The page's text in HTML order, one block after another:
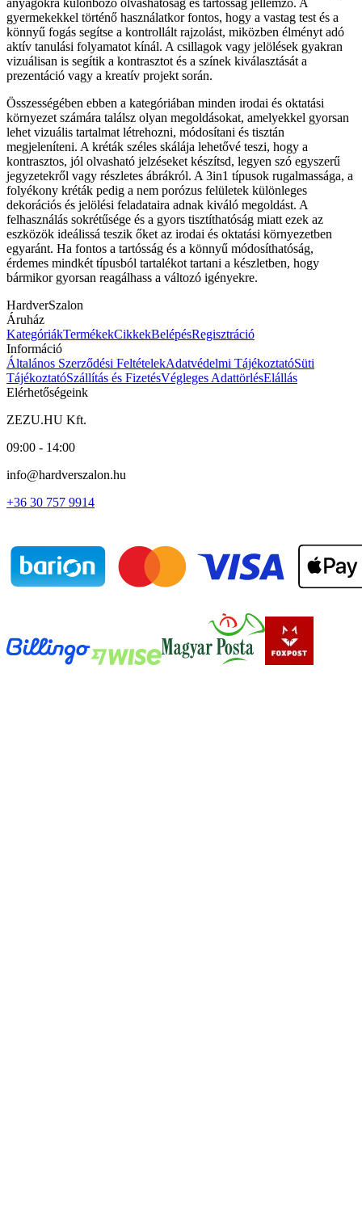
anyagokra különböző olvashatóság és tartósság jellemző. A
gyermekekkel történő használatkor fontos, hogy a vastag test és a
könnyű fogás segítse a kontrollált rajzolást, miközben élményt adó
aktív tanulási folyamatot kínál. A csillagok vagy jelölések gyakran
vizuálisan is segítik a kontrasztot és a színek kiválasztását a
prezentáció vagy a kreatív projekt során.
Összességében ebben a kategóriában minden irodai és oktatási
környezet számára találsz olyan megoldásokat, amelyekkel gyorsan
lehet vizuális tartalmat létrehozni, módosítani és tisztán
megjeleníteni. A kréták széles skálája lehetővé teszi, hogy a
kontrasztos, jól olvasható jelzéseket készítsd, legyen szó egyszerű
jegyzetekről vagy részletes ábrákról. A 3in1 típusok rugalmassága, a
folyékony kréták pedig a nem porózus felületek különleges
dekorációs és jelölési feladataira adnak kiváló megoldást. A
felhasználás sokrétűsége és a gyors tisztíthatóság miatt ezek az
eszközök ideálissá teszik őket az irodai és oktatási környezetben
egyaránt. Ha fontos a tartósság és a könnyű módosíthatóság,
érdemes mindkét típusból tartalékot tartani a készletben, hogy
bármikor gyorsan reagálhass a változó igényekre.
HardverSzalon
Áruház
KategóriákTermékekCikkekBelépésRegisztráció
Információ
Általános Szerződési FeltételekAdatvédelmi TájékoztatóSüti
TájékoztatóSzállítás és FizetésVégleges AdattörlésElállás
Elérhetőségeink
ZEZU.HU Kft.
09:00 - 14:00
info@hardverszalon.hu
+36 30 757 9914